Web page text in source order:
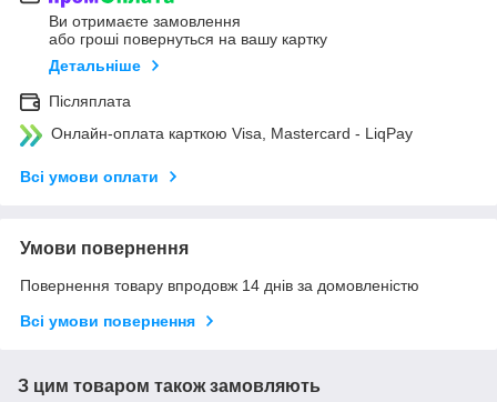
Ви отримаєте замовлення
або гроші повернуться на вашу картку
Детальніше
Післяплата
Онлайн-оплата карткою Visa, Mastercard - LiqPay
Всі умови оплати
Умови повернення
Повернення товару впродовж 14 днів за домовленістю
Всі умови повернення
З цим товаром також замовляють